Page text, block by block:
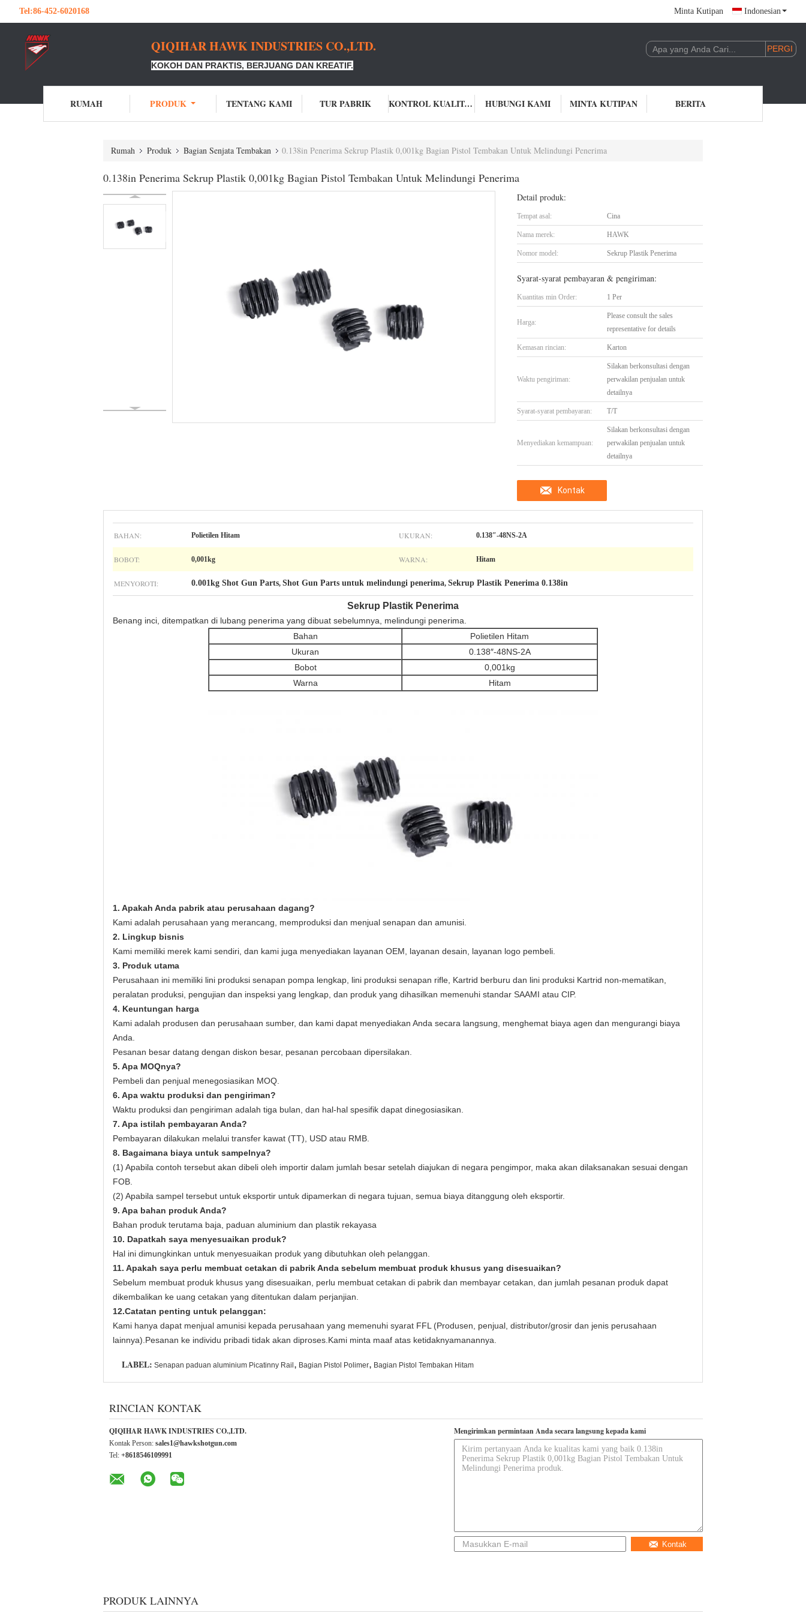
Tel:86-452-6020168 Minta Kutipan Indonesian
QIQIHAR HAWK INDUSTRIES CO.,LTD.
KOKOH DAN PRAKTIS, BERJUANG DAN KREATIF.
RUMAH PRODUK TENTANG KAMI TUR PABRIK KONTROL KUALITAS HUBUNGI KAMI MINTA KUTIPAN BERITA
Rumah Produk Bagian Senjata Tembakan 0.138in Penerima Sekrup Plastik 0,001kg Bagian Pistol Tembakan Untuk Melindungi Penerima
0.138in Penerima Sekrup Plastik 0,001kg Bagian Pistol Tembakan Untuk Melindungi Penerima
Detail produk:
Tempat asal: Cina
Nama merek: HAWK
Nomor model: Sekrup Plastik Penerima
Syarat-syarat pembayaran & pengiriman:
Kuantitas min Order: 1 Per
Harga:
Please consult the sales
representative for details
Kemasan rincian: Karton
Waktu pengiriman:
Silakan berkonsultasi dengan
perwakilan penjualan untuk
detailnya
Syarat-syarat pembayaran: T/T
Menyediakan kemampuan:
Silakan berkonsultasi dengan
perwakilan penjualan untuk
detailnya
Kontak
BAHAN: Polietilen Hitam UKURAN: 0.138″-48NS-2A
BOBOT: 0,001kg WARNA: Hitam
MENYOROTI: 0.001kg Shot Gun Parts, Shot Gun Parts untuk melindungi penerima, Sekrup Plastik Penerima 0.138in
Sekrup Plastik Penerima
Benang inci, ditempatkan di lubang penerima yang dibuat sebelumnya, melindungi penerima.
Bahan
Polietilen Hitam
Ukuran
0.138″-48NS-2A
Bobot
0,001kg
Warna
Hitam
1. Apakah Anda pabrik atau perusahaan dagang?
Kami adalah perusahaan yang merancang, memproduksi dan menjual senapan dan amunisi.
2. Lingkup bisnis
Kami memiliki merek kami sendiri, dan kami juga menyediakan layanan OEM, layanan desain, layanan logo pembeli.
3. Produk utama
Perusahaan ini memiliki lini produksi senapan pompa lengkap, lini produksi senapan rifle, Kartrid berburu dan lini produksi Kartrid non-mematikan,
peralatan produksi, pengujian dan inspeksi yang lengkap, dan produk yang dihasilkan memenuhi standar SAAMI atau CIP.
4. Keuntungan harga
Kami adalah produsen dan perusahaan sumber, dan kami dapat menyediakan Anda secara langsung, menghemat biaya agen dan mengurangi biaya
Anda.
Pesanan besar datang dengan diskon besar, pesanan percobaan dipersilakan.
5. Apa MOQnya?
Pembeli dan penjual menegosiasikan MOQ.
6. Apa waktu produksi dan pengiriman?
Waktu produksi dan pengiriman adalah tiga bulan, dan hal-hal spesifik dapat dinegosiasikan.
7. Apa istilah pembayaran Anda?
Pembayaran dilakukan melalui transfer kawat (TT), USD atau RMB.
8. Bagaimana biaya untuk sampelnya?
(1) Apabila contoh tersebut akan dibeli oleh importir dalam jumlah besar setelah diajukan di negara pengimpor, maka akan dilaksanakan sesuai dengan
FOB.
(2) Apabila sampel tersebut untuk eksportir untuk dipamerkan di negara tujuan, semua biaya ditanggung oleh eksportir.
9. Apa bahan produk Anda?
Bahan produk terutama baja, paduan aluminium dan plastik rekayasa
10. Dapatkah saya menyesuaikan produk?
Hal ini dimungkinkan untuk menyesuaikan produk yang dibutuhkan oleh pelanggan.
11. Apakah saya perlu membuat cetakan di pabrik Anda sebelum membuat produk khusus yang disesuaikan?
Sebelum membuat produk khusus yang disesuaikan, perlu membuat cetakan di pabrik dan membayar cetakan, dan jumlah pesanan produk dapat
dikembalikan ke uang cetakan yang ditentukan dalam perjanjian.
12.Catatan penting untuk pelanggan:
Kami hanya dapat menjual amunisi kepada perusahaan yang memenuhi syarat FFL (Produsen, penjual, distributor/grosir dan jenis perusahaan
lainnya).Pesanan ke individu pribadi tidak akan diproses.Kami minta maaf atas ketidaknyamanannya.
LABEL: Senapan paduan aluminium Picatinny Rail , Bagian Pistol Polimer, Bagian Pistol Tembakan Hitam
RINCIAN KONTAK
QIQIHAR HAWK INDUSTRIES CO.,LTD.
Kontak Person: sales1@hawkshotgun.com
Tel: +8618546109991
Mengirimkan permintaan Anda secara langsung kepada kami
Kontak
PRODUK LAINNYA